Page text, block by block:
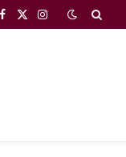
Facebook
X
Instagram